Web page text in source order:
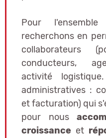
Pour
recherchons en
collaborateurs
conducteurs,
activité
administratives :
et facturation) qui
pour nous
croissance et